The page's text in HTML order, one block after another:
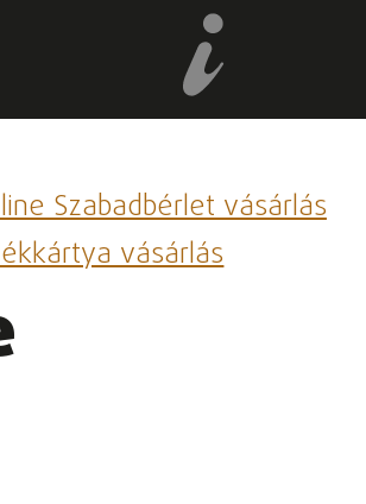
Szabadbérlet vásárlás
vásárlás